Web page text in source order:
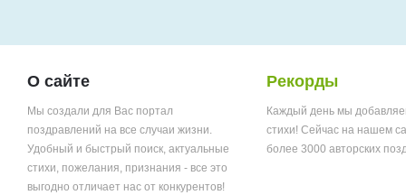
О сайте
Мы создали для Вас портал
поздравлений на все случаи жизни.
Удобный и быстрый поиск, актуальные
стихи, пожелания, признания - все это
выгодно отличает нас от конкурентов!
Рекорды
Каждый день мы
стихи! Сейчас на нашем
более 3000 авторских